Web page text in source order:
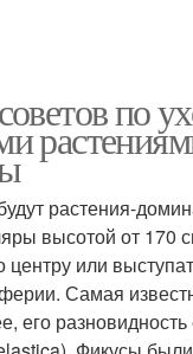
по
растения-
высотой от 170
центру или
Самая
его